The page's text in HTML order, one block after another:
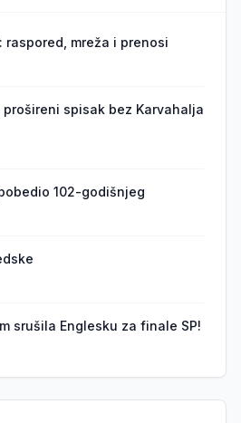
raspored, mreža i prenosi
prošireni spisak bez Karvahalja
102-godišnjeg
srušila Englesku za finale SP!